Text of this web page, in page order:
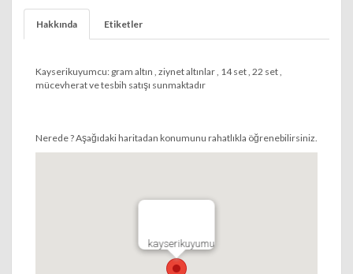
Hakkında Etiketler
Kayserikuyumcu: gram altın , ziynet altınlar , 14 set , 22 set ,
mücevherat ve tesbih satışı sunmaktadır
Nerede ? Aşağıdaki haritadan konumunu rahatlıkla öğrenebilirsiniz.
kayserikuyumu